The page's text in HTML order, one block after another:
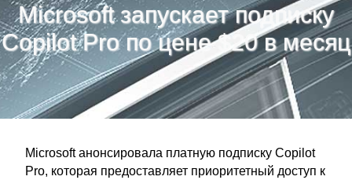
Microsoft запускает подписку
Copilot Pro по цене $20 в месяц
Microsoft анонсировала платную подписку Copilot
Pro, которая предоставляет приоритетный доступ к
Тренд новостей »
Рубрики»
Правила»
Контакт»